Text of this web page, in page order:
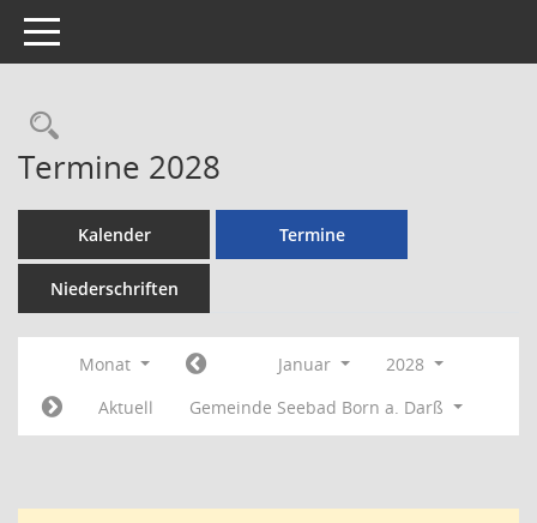
Toggle navigation
Rechercheauswahl
Termine 2028
Kalender Termine
Niederschriften
Monat Januar
2028
Aktuell
Gemeinde Seebad Born a. Darß